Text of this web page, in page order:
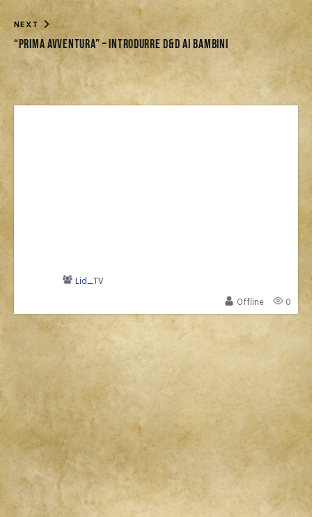
NEXT
“Prima Avventura” – Introdurre D&D ai bambini
Lid_TV
Offline
0